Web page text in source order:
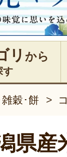
リ から
す
穀･餅 >
県産